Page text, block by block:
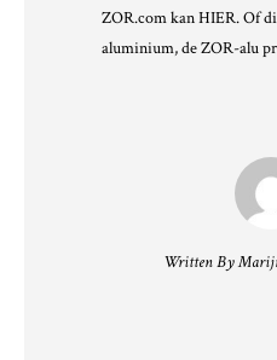
ZOR.com kanHIER. Of
aluminium, deZOR-alu
Written By